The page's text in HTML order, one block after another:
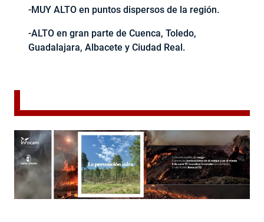
-MUY ALTO en puntos dispersos de la región.
-ALTO en gran parte de Cuenca, Toledo,
Guadalajara, Albacete y Ciudad Real.